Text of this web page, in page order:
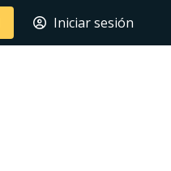
Iniciar sesión